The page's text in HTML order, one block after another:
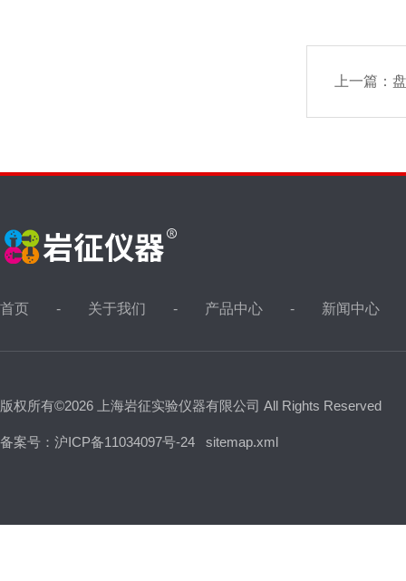
上一篇：
首页 关于我们 产品中心 新闻中心
版权所有©2026 上海岩征实验仪器有限公司 All Rights Reserved
备案号：沪ICP备11034097号-24 sitemap.xml